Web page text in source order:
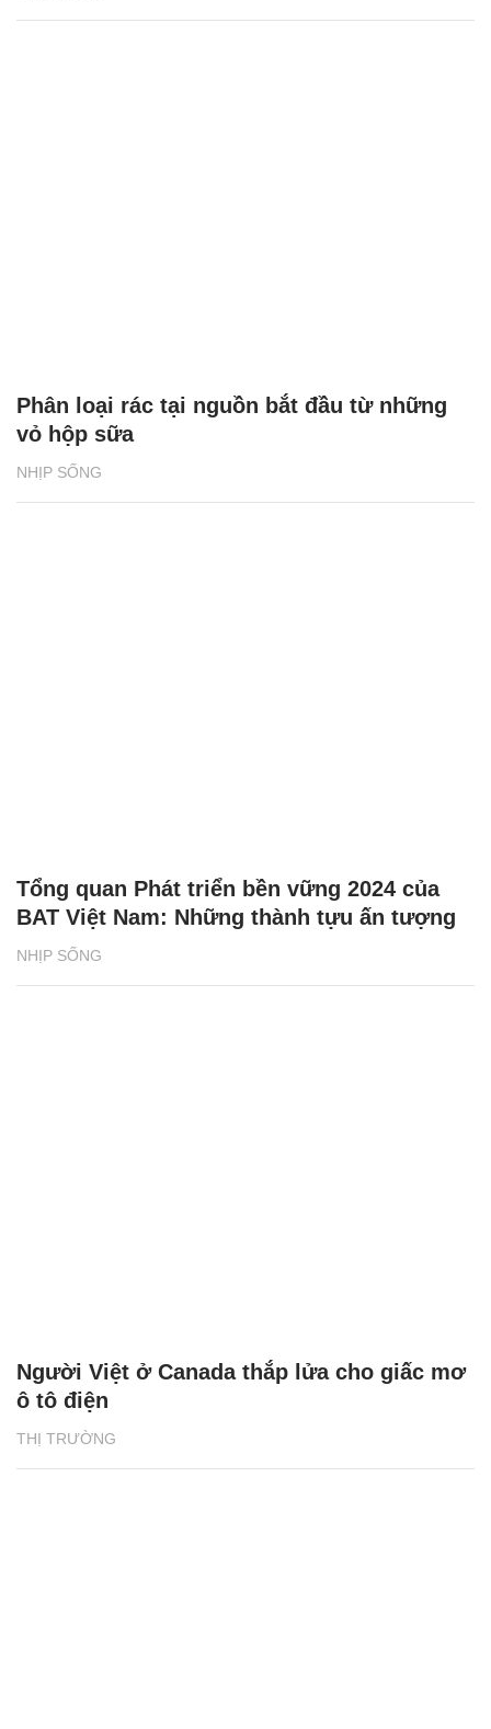
NHỊP SỐNG
Phân loại rác tại nguồn bắt đầu từ những
vỏ hộp sữa
NHỊP SỐNG
Tổng quan Phát triển bền vững 2024 của
BAT Việt Nam: Những thành tựu ấn tượng
THỊ TRƯỜNG
Người Việt ở Canada thắp lửa cho giấc mơ
ô tô điện